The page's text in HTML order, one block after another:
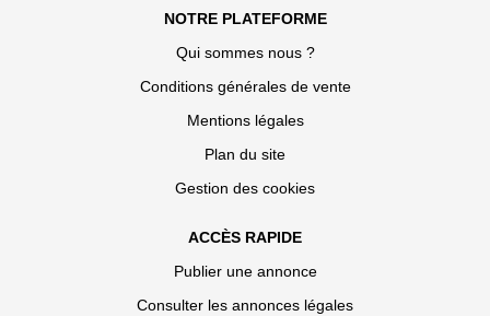
NOTRE PLATEFORME
Qui sommes nous ?
Conditions générales de vente
Mentions légales
Plan du site
Gestion des cookies
ACCÈS RAPIDE
Publier une annonce
Consulter les annonces légales